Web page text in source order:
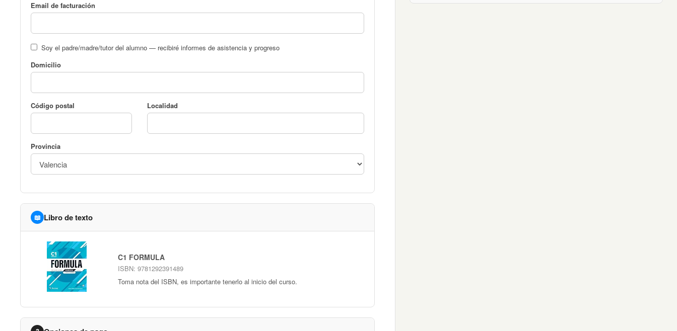
Email de facturación
Soy el padre/madre/tutor del alumno — recibiré informes de asistencia y progreso
Domicilio
Código postal Localidad
Provincia
📖 Libro de texto
C1 FORMULA
ISBN: 9781292391489
Toma nota del ISBN, es importante tenerlo al inicio del curso.